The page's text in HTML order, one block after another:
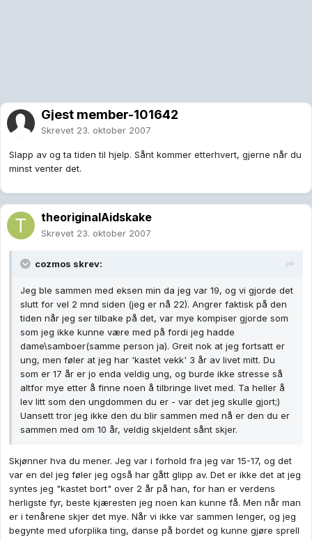
Gjest member-101642
Skrevet 23. oktober 2007
Slapp av og ta tiden til hjelp. Sånt kommer etterhvert, gjerne når du
minst venter det.
theoriginalAidskake
Skrevet 23. oktober 2007
cozmos skrev:
Jeg ble sammen med eksen min da jeg var 19, og vi gjorde det
slutt for vel 2 mnd siden (jeg er nå 22). Angrer faktisk på den
tiden når jeg ser tilbake på det, var mye kompiser gjorde som
som jeg ikke kunne være med på fordi jeg hadde
dame\samboer(samme person ja). Greit nok at jeg fortsatt er
ung, men føler at jeg har 'kastet vekk' 3 år av livet mitt. Du
som er 17 år er jo enda veldig ung, og burde ikke stresse så
altfor mye etter å finne noen å tilbringe livet med. Ta heller å
lev litt som den ungdommen du er - var det jeg skulle gjort;)
Uansett tror jeg ikke den du blir sammen med nå er den du er
sammen med om 10 år, veldig skjeldent sånt skjer.
Skjønner hva du mener. Jeg var i forhold fra jeg var 15-17, og det
var en del jeg føler jeg også har gått glipp av. Det er ikke det at jeg
syntes jeg "kastet bort" over 2 år på han, for han er verdens
herligste fyr, beste kjæresten jeg noen kan kunne få. Men når man
er i tenårene skjer det mye. Når vi ikke var sammen lenger, og jeg
begynte med uforplika ting, danse på bordet og kunne gjøre sprell